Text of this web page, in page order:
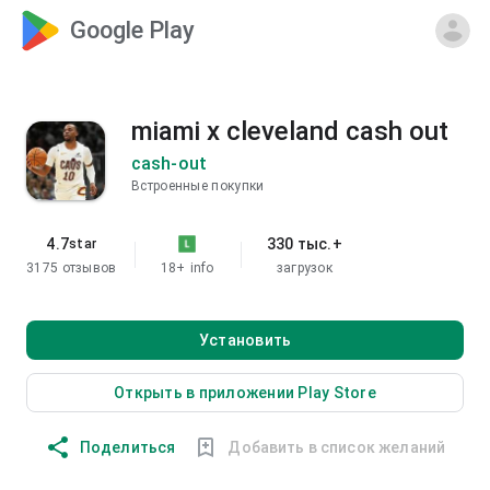
Google Play
miami x cleveland cash out
cash-out
Встроенные покупки
4.7star
3175 отзывов
18+ info
330 тыс.+
загрузок
Установить
Открыть в приложении Play Store
Поделиться Добавить в список желаний